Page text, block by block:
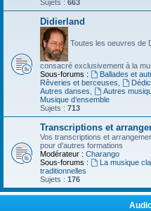
Sujets : 663
Didierland
Toutes les oeuvres de
consacré exclusivement à la
Sous-forums :
Ballades et
Rêveries et berceuses
Autres danses
Autres
Musique d’ensemble
Sujets : 713
Transcriptions et
Vos transcriptions et
pour d'autres formations
Modérateur : Charango
Sous-forums :
La musique
traditionnelles
Sujets : 176